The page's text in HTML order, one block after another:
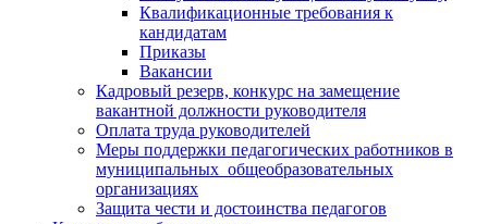
Квалификационные требования к
кандидатам
Приказы
Вакансии
Кадровый резерв, конкурс на замещение
вакантной должности руководителя
Оплата труда руководителей
Меры поддержки педагогических работников в
муниципальных общеобразовательных
организациях
Защита чести и достоинства педагогов